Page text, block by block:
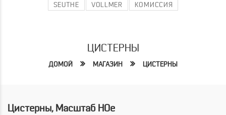
SEUTHE
VOLLMER КОМИССИЯ
ЦИСТЕРНЫ
ДОМОЙ МАГАЗИН ЦИСТЕРНЫ
Цистерны, Масштаб HOe